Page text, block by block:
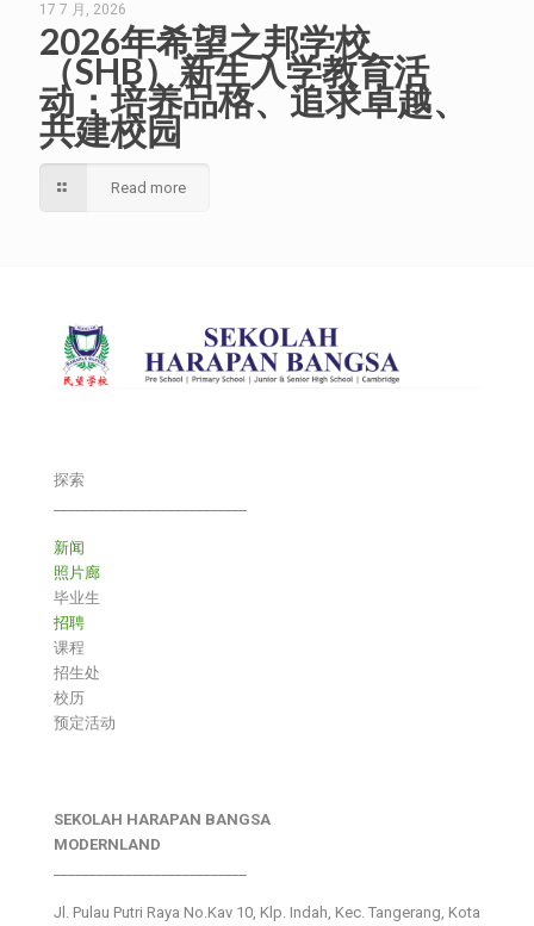
17 7 月, 2026
2026年希望之邦学校
（SHB）新生入学教育活
动：培养品格、追求卓越、
共建校园
Read more
探索
新闻
照片廊
毕业生
招聘
课程
招生处
校历
预定活动
SEKOLAH HARAPAN BANGSA
MODERNLAND
Jl. Pulau Putri Raya No.Kav 10, Klp. Indah, Kec. Tangerang, Kota